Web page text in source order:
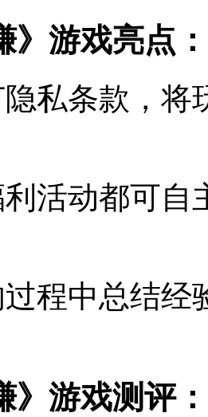
》游戏亮点：
私条款，
活动都可
程中总结
》游戏测评：